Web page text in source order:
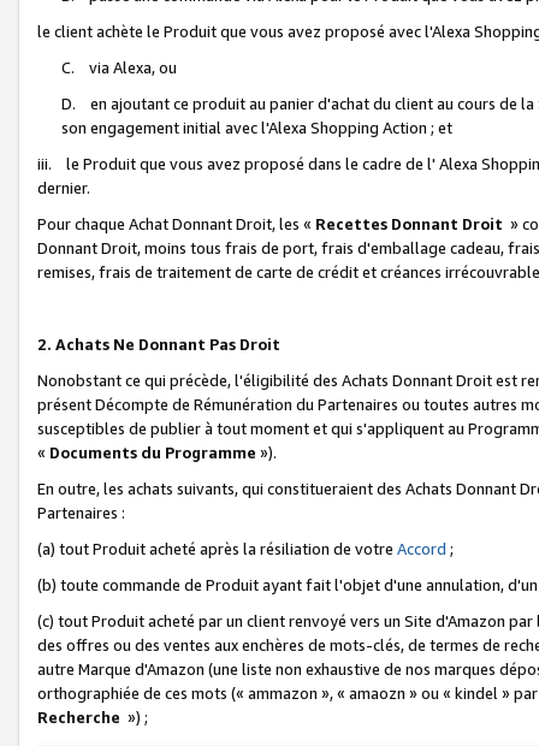
le client achète le Produit que vous avez proposé avec l'Alexa
C. via Alexa, ou
D. en ajoutant ce produit au panier d'achat du client au cours de
son engagement initial avec l'Alexa Shopping Action ; et
iii. le Produit que vous avez proposé dans le cadre de l' Alexa
dernier.
Pour chaque Achat Donnant Droit, les « Recettes Donnant Droit »
Donnant Droit, moins tous frais de port, frais d'emballage cadeau,
remises, frais de traitement de carte de crédit et créances
2. Achats Ne Donnant Pas Droit
Nonobstant ce qui précède, l'éligibilité des Achats Donnant Droit est
présent Décompte de Rémunération du Partenaires ou toutes autres
susceptibles de publier à tout moment et qui s'appliquent au
« Documents du Programme »).
En outre, les achats suivants, qui constitueraient des Achats Donnant
Partenaires :
(a) tout Produit acheté après la résiliation de votre Accord ;
(b) toute commande de Produit ayant fait l'objet d'une annulation,
(c) tout Produit acheté par un client renvoyé vers un Site d'Amazon
des offres ou des ventes aux enchères de mots-clés, de termes de
autre Marque d'Amazon (une liste non exhaustive de nos marques
orthographiée de ces mots (« ammazon », « amaozn » ou « kindel »
Recherche ») ;